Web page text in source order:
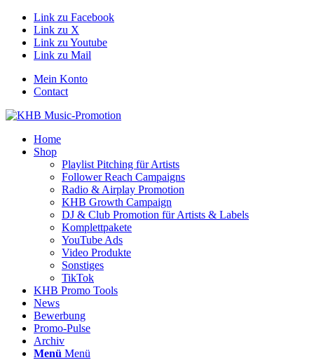
Link zu Facebook
Link zu X
Link zu Youtube
Link zu Mail
Mein Konto
Contact
Home
Shop
Playlist Pitching für Artists
Follower Reach Campaigns
Radio & Airplay Promotion
KHB Growth Campaign
DJ & Club Promotion für Artists & Labels
Komplettpakete
YouTube Ads
Video Produkte
Sonstiges
TikTok
KHB Promo Tools
News
Bewerbung
Promo-Pulse
Archiv
Menü Menü